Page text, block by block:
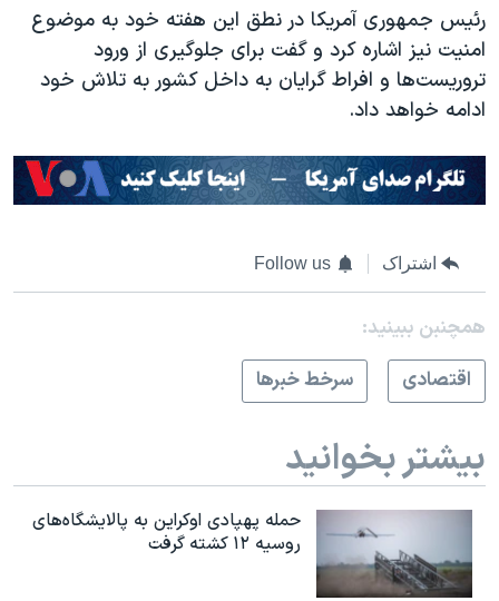
رئیس جمهوری آمریکا در نطق این هفته خود به موضوع
امنیت نیز اشاره کرد و گفت برای جلوگیری از ورود
تروریست‌ها و افراط گرایان به داخل کشور به تلاش خود
ادامه خواهد داد.
اشتراک Follow us
همچنبن ببینید:
اقتصادی
سرخط خبرها
بیشتر بخوانید
حمله پهپادی اوکراین به پالایشگاه‌های
روسیه ۱۲ کشته گرفت